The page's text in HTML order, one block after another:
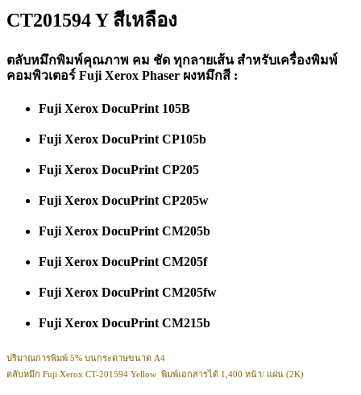
CT201594 Y สีเหลือง
ตลับหมึกพิมพ์คุณภาพ คม ชัด ทุกลายเส้น สำหรับเครื่องพิมพ์
คอมพิวเตอร์ Fuji Xerox Phaser ผงหมึกสี :
Fuji Xerox DocuPrint 105B
Fuji Xerox DocuPrint CP105b
Fuji Xerox DocuPrint CP205
Fuji Xerox DocuPrint CP205w
Fuji Xerox DocuPrint CM205b
Fuji Xerox DocuPrint CM205f
Fuji Xerox DocuPrint CM205fw
Fuji Xerox DocuPrint CM215b
ปริมาณการพิมพ์ 5% บนกระดาษขนาด A4
ตลับหมึก Fuji Xerox CT-201594 Yellow พิมพ์เอกสารได้ 1,400 หน้า/ แผ่น (2K)